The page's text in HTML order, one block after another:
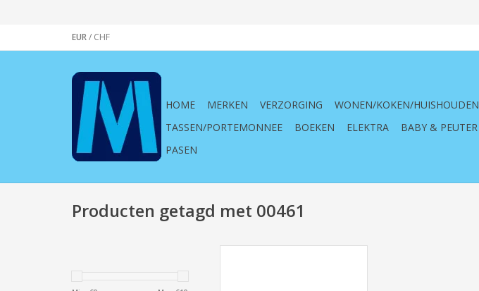
EUR/ CHF
HOME MERKEN VERZORGING WONEN/KOKEN/HUISHOUDEN
TASSEN/PORTEMONNEE
BOEKEN ELEKTRA BABY & PEUTER
PASEN
Producten getagd met 00461